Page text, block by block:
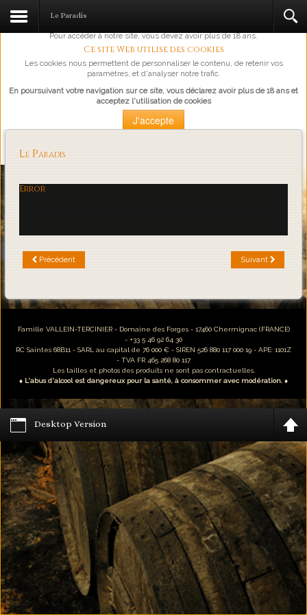
L'abus d'alcool est dangereux pour la santé, à consommer avec
Pour accéder à notre site, vous devez avoir plus de 18 ans.
Ce site Web utilise des cookies
Les cookies nous permettent de personnaliser le contenu, de retenir vos
paramètres, et d'analyser notre trafic.
En poursuivant votre navigation sur ce site, vous déclarez avoir plus de 18 ans et
acceptez l'utilisation de cookies
J'accepte
Loading...
Le Paradis
Le Paradis
Error
Précédent Suivant
Famille VALLEIN-TERCINIER - Domaine des Forges - 17460 Chermignac (FRANCE)
- +33 5 46 92 64 30
RC Saintes 68B11 - SARL au capital de 76 000 € - SIREN 526 880 117 000 19 - APE: 1101Z
- TVA FR 465 268 80 117
Les tailles et photos des produits ne sont pas contractuelles.
♦ L'abus d'alcool est dangereux pour la santé, à consommer avec modération. ♦
Desktop Version